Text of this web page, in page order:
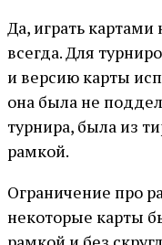
Да, играть
всегда. Для
и версию карты
она была не
турнира, была из
рамкой.
Ограничение про
некоторые карты